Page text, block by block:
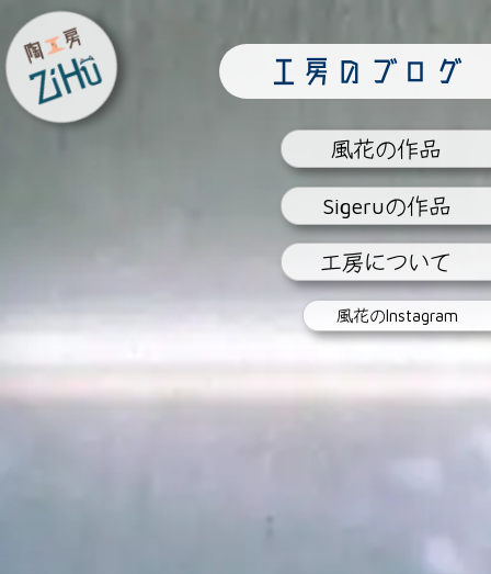
陶工房
ZiHu 工房のブログ
風花の作品
Sigeruの作品
工房について
風花のInstagram